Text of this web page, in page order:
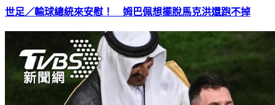
世足／輸球總統來安慰！ 姆巴佩想擺脫馬克洪還跑不掉